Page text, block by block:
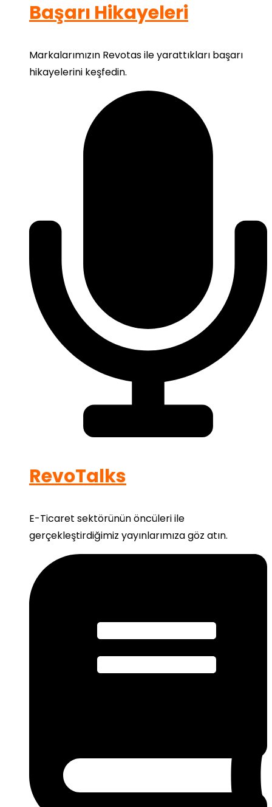
Başarı Hikayeleri
Markalarımızın Revotas ile yarattıkları başarı
hikayelerini keşfedin.
RevoTalks
E-Ticaret sektörünün öncüleri ile
gerçekleştirdiğimiz yayınlarımıza göz atın.